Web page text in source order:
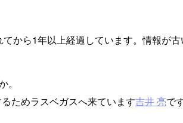
から1年以上経過しています。情報が
。
ためラスベガスへ来ています吉井 亮で